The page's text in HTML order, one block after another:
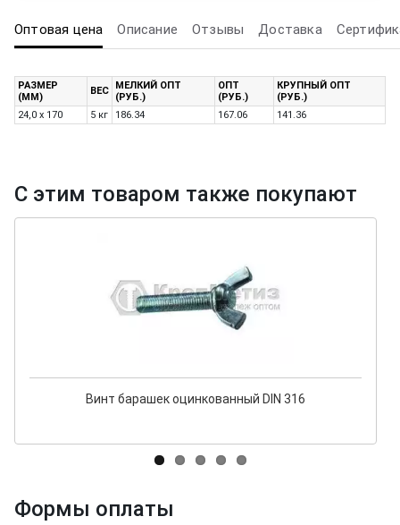
Оптовая цена Описание Отзывы Доставка
РАЗМЕР
(ММ)
ВЕС
МЕЛКИЙ ОПТ
(РУБ.)
ОПТ
(РУБ.)
КРУПНЫЙ ОПТ
(РУБ.)
24,0 x 170
5 кг 186.34 167.06 141.36
С этим товаром также покупают
Винт барашек оцинкованный DIN 316
Формы оплаты